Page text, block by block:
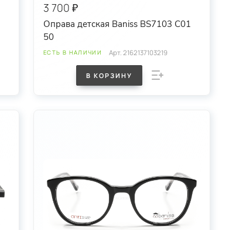
3 700 ₽
Оправа детская Baniss BS7103 C01
50
ЕСТЬ В НАЛИЧИИ Арт.2162137103219
В КОРЗИНУ